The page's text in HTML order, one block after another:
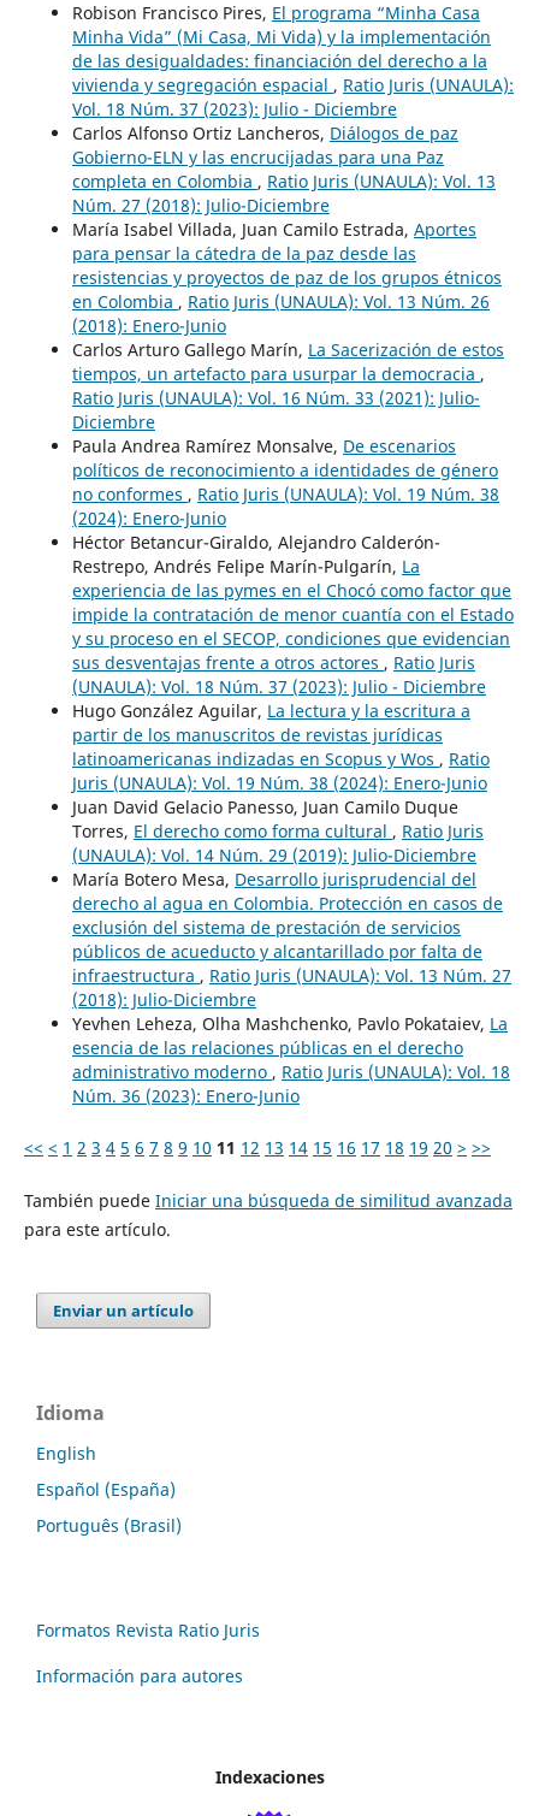
Robison Francisco Pires, El programa “Minha Casa
Minha Vida” (Mi Casa, Mi Vida) y la implementación
de las desigualdades: financiación del derecho a la
vivienda y segregación espacial , Ratio Juris (UNAULA):
Vol. 18 Núm. 37 (2023): Julio - Diciembre
Carlos Alfonso Ortiz Lancheros, Diálogos de paz
Gobierno-ELN y las encrucijadas para una Paz
completa en Colombia , Ratio Juris (UNAULA): Vol. 13
Núm. 27 (2018): Julio-Diciembre
María Isabel Villada, Juan Camilo Estrada, Aportes
para pensar la cátedra de la paz desde las
resistencias y proyectos de paz de los grupos étnicos
en Colombia , Ratio Juris (UNAULA): Vol. 13 Núm. 26
(2018): Enero-Junio
Carlos Arturo Gallego Marín, La Sacerización de estos
tiempos, un artefacto para usurpar la democracia ,
Ratio Juris (UNAULA): Vol. 16 Núm. 33 (2021): Julio-
Diciembre
Paula Andrea Ramírez Monsalve, De escenarios
políticos de reconocimiento a identidades de género
no conformes , Ratio Juris (UNAULA): Vol. 19 Núm. 38
(2024): Enero-Junio
Héctor Betancur-Giraldo, Alejandro Calderón-
Restrepo, Andrés Felipe Marín-Pulgarín, La
experiencia de las pymes en el Chocó como factor que
impide la contratación de menor cuantía con el Estado
y su proceso en el SECOP, condiciones que evidencian
sus desventajas frente a otros actores , Ratio Juris
(UNAULA): Vol. 18 Núm. 37 (2023): Julio - Diciembre
Hugo González Aguilar, La lectura y la escritura a
partir de los manuscritos de revistas jurídicas
latinoamericanas indizadas en Scopus y Wos , Ratio
Juris (UNAULA): Vol. 19 Núm. 38 (2024): Enero-Junio
Juan David Gelacio Panesso, Juan Camilo Duque
Torres, El derecho como forma cultural , Ratio Juris
(UNAULA): Vol. 14 Núm. 29 (2019): Julio-Diciembre
María Botero Mesa, Desarrollo jurisprudencial del
derecho al agua en Colombia. Protección en casos de
exclusión del sistema de prestación de servicios
públicos de acueducto y alcantarillado por falta de
infraestructura , Ratio Juris (UNAULA): Vol. 13 Núm. 27
(2018): Julio-Diciembre
Yevhen Leheza, Olha Mashchenko, Pavlo Pokataiev, La
esencia de las relaciones públicas en el derecho
administrativo moderno , Ratio Juris (UNAULA): Vol. 18
Núm. 36 (2023): Enero-Junio
<< < 1 2 3 4 5 6 7 8 9 10 11 12 13 14 15 16 17 18 19 20 > >>
También puede Iniciar una búsqueda de similitud avanzada
para este artículo.
Enviar un artículo
Idioma
English
Español (España)
Português (Brasil)
Formatos Revista Ratio Juris
Información para autores
Indexaciones